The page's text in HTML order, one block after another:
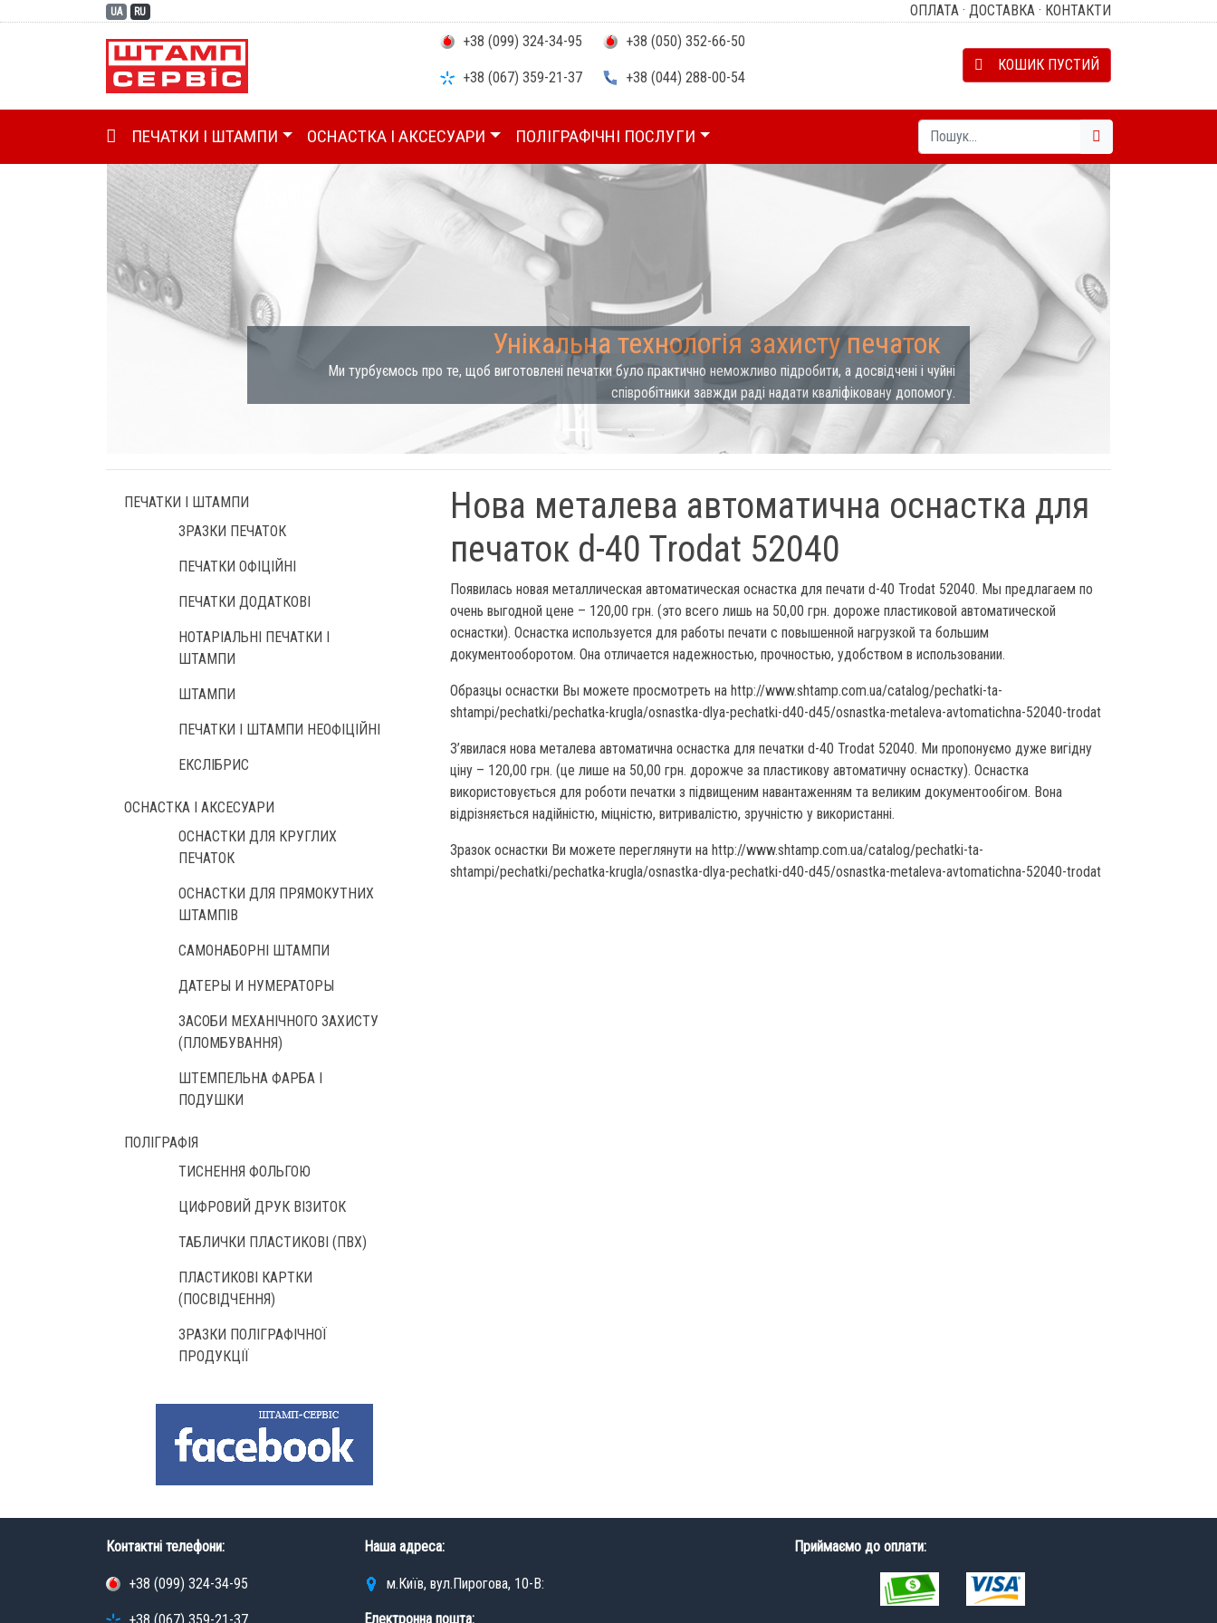
UA RU ОПЛАТА · ДОСТАВКА · КОНТАКТИ
+38 (099) 324-34-95
+38 (050) 352-66-50
+38 (067) 359-21-37 +38 (044) 288-00-54
КОШИК ПУСТИЙ
ГОЛОВНА (CURRENT)
ПЕЧАТКИ І ШТАМПИ ОСНАСТКА І АКСЕСУАРИ ПОЛІГРАФІЧНІ ПОСЛУГИ
Унікальна технологія захисту печаток
Ми турбуємось про те, щоб виготовлені печатки було практично неможливо підробити, а досвідчені і чуйні
співробітники завжди раді надати кваліфіковану допомогу.
ПЕЧАТКИ І ШТАМПИ
ЗРАЗКИ ПЕЧАТОК
ПЕЧАТКИ ОФІЦІЙНІ
ПЕЧАТКИ ДОДАТКОВІ
НОТАРІАЛЬНІ ПЕЧАТКИ І
ШТАМПИ
ШТАМПИ
ПЕЧАТКИ І ШТАМПИ НЕОФІЦІЙНІ
ЕКСЛІБРИС
ОСНАСТКА І АКСЕСУАРИ
ОСНАСТКИ ДЛЯ КРУГЛИХ
ПЕЧАТОК
ОСНАСТКИ ДЛЯ ПРЯМОКУТНИХ
ШТАМПІВ
САМОНАБОРНІ ШТАМПИ
ДАТЕРЫ И НУМЕРАТОРЫ
ЗАСОБИ МЕХАНІЧНОГО ЗАХИСТУ
(ПЛОМБУВАННЯ)
ШТЕМПЕЛЬНА ФАРБА І
ПОДУШКИ
ПОЛІГРАФІЯ
ТИСНЕННЯ ФОЛЬГОЮ
ЦИФРОВИЙ ДРУК ВІЗИТОК
ТАБЛИЧКИ ПЛАСТИКОВІ (ПВХ)
ПЛАСТИКОВІ КАРТКИ
(ПОСВІДЧЕННЯ)
ЗРАЗКИ ПОЛІГРАФІЧНОЇ
ПРОДУКЦІЇ
Нова металева автоматична оснастка для
печаток d-40 Trodat 52040
Появилась новая металлическая автоматическая оснастка для печати d-40 Trodat 52040. Мы предлагаем по
очень выгодной цене – 120,00 грн. (это всего лишь на 50,00 грн. дороже пластиковой автоматической
оснастки). Оснастка используется для работы печати с повышенной нагрузкой та большим
документооборотом. Она отличается надежностью, прочностью, удобством в использовании.
Образцы оснастки Вы можете просмотреть на http://www.shtamp.com.ua/catalog/pechatki-ta-
shtampi/pechatki/pechatka-krugla/osnastka-dlya-pechatki-d40-d45/osnastka-metaleva-avtomatichna-52040-trodat
З’явилася нова металева автоматична оснастка для печатки d-40 Trodat 52040. Ми пропонуємо дуже вигідну
ціну – 120,00 грн. (це лише на 50,00 грн. дорожче за пластикову автоматичну оснастку). Оснастка
використовується для роботи печатки з підвищеним навантаженням та великим документообігом. Вона
відрізняється надійністю, міцністю, витривалістю, зручністю у використанні.
Зразок оснастки Ви можете переглянути на http://www.shtamp.com.ua/catalog/pechatki-ta-
shtampi/pechatki/pechatka-krugla/osnastka-dlya-pechatki-d40-d45/osnastka-metaleva-avtomatichna-52040-trodat
Контактні телефони:
+38 (099) 324-34-95
Наша адреса:
м.Київ, вул.Пирогова, 10-В:
Електронна пошта:
Приймаємо до оплати: